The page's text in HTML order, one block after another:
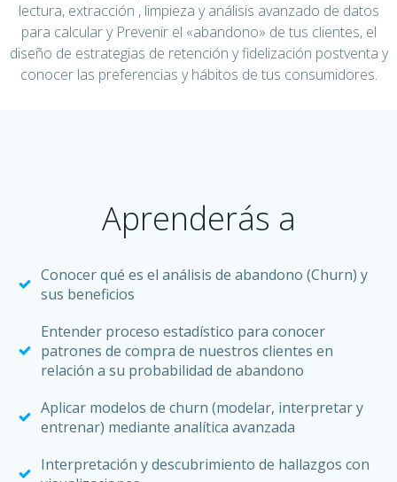
lectura, extracción , limpieza y análisis avanzado de datos
para calcular y Prevenir el «abandono» de tus clientes​, el
diseño de estrategias de retención y fidelización postventa y
conocer las preferencias y hábitos de tus consumidores.
Aprenderás a
Conocer qué es el análisis de abandono (Churn) y
sus beneficios
Entender proceso estadístico para conocer
patrones de compra de nuestros clientes en
relación a su probabilidad de abandono
Aplicar modelos de churn (modelar, interpretar y
entrenar) mediante analítica avanzada
Interpretación y descubrimiento de hallazgos con